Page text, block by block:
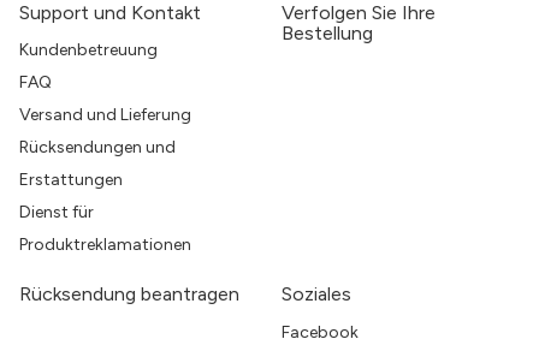
Support und Kontakt
Kundenbetreuung
FAQ
Versand und Lieferung
Rücksendungen und
Erstattungen
Dienst für
Produktreklamationen
Verfolgen Sie Ihre
Bestellung
Rücksendung beantragen Soziales
Facebook